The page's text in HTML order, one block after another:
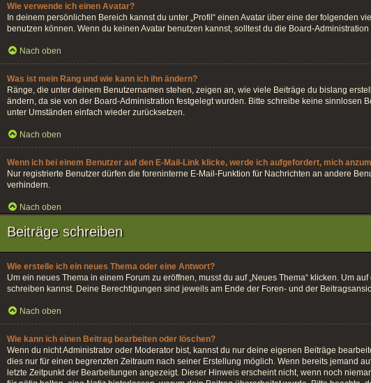
Wie verwende ich einen Avatar?
In deinem persönlichen Bereich kannst du unter „Profil“ einen Avatar über eine der folgenden
benutzen können. Wenn du keinen Avatar benutzen kannst, solltest du die Board-Administration
Nach oben
Was ist mein Rang und wie kann ich ihn ändern?
Ränge, die unter deinem Benutzernamen stehen, zeigen an, wie viele Beiträge du bislang
ändern, da sie von der Board-Administration festgelegt wurden. Bitte schreibe keine
unter Umständen einfach wieder zurücksetzen.
Nach oben
Wenn ich bei einem Benutzer auf den E-Mail-Link klicke, werde ich aufgefordert, mich
Nur registrierte Benutzer dürfen die foreninterne E-Mail-Funktion für Nachrichten an andere
verhindern.
Nach oben
Beiträge schreiben
Wie erstelle ich ein neues Thema oder eine Antwort?
Um ein neues Thema in einem Forum zu eröffnen, musst du auf „Neues Thema“ klicken. Um
schreiben kannst. Deine Berechtigungen sind jeweils am Ende der Foren- und der
Nach oben
Wie kann ich einen Beitrag bearbeiten oder löschen?
Wenn du nicht Administrator oder Moderator bist, kannst du nur deine eigenen Beiträge
dies nur für einen begrenzten Zeitraum nach seiner Erstellung möglich. Wenn bereits jemand
letzte Zeitpunkt der Bearbeitungen angezeigt. Dieser Hinweis erscheint nicht, wenn noch